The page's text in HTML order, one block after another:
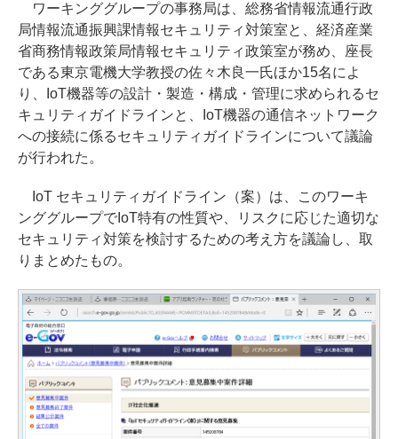
ワーキンググループの事務局は、総務省情報流通行政
局情報流通振興課情報セキュリティ対策室と、経済産業
省商務情報政策局情報セキュリティ政策室が務め、座長
である東京電機大学教授の佐々木良一氏ほか15名によ
り、IoT機器等の設計・製造・構成・管理に求められるセ
キュリティガイドラインと、IoT機器の通信ネットワーク
への接続に係るセキュリティガイドラインについて議論
が行われた。
IoT セキュリティガイドライン（案）は、このワーキ
ンググループでIoT特有の性質や、リスクに応じた適切な
セキュリティ対策を検討するための考え方を議論し、取
りまとめたもの。